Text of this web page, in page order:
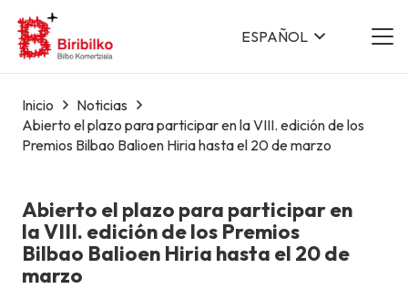
ESPAÑOL
Inicio
Noticias
Abierto el plazo para participar en la VIII. edición de los
Premios Bilbao Balioen Hiria hasta el 20 de marzo
Abierto el plazo para participar en
la VIII. edición de los Premios
Bilbao Balioen Hiria hasta el 20 de
marzo